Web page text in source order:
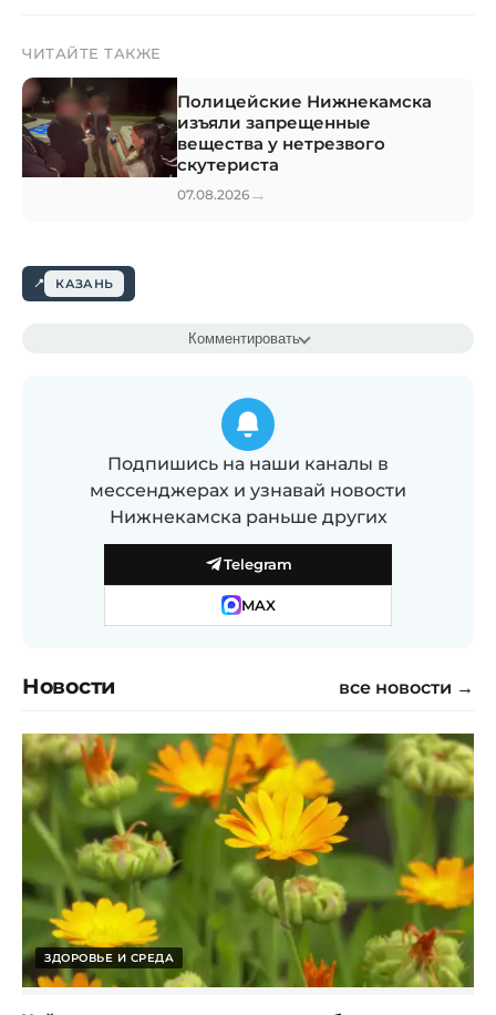
ЧИТАЙТЕ ТАКЖЕ
Полицейские Нижнекамска
изъяли запрещенные
вещества у нетрезвого
скутериста
07.08.2026 →
КАЗАНЬ
Комментировать
Подпишись на наши каналы в
мессенджерах и узнавай новости
Нижнекамска раньше других
Telegram
MAX
Новости все новости →
ЗДОРОВЬЕ И СРЕДА